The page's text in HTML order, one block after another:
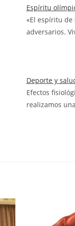
Espíritu
«El espíritu de
adversarios.
Deporte y
Efectos
realizamos